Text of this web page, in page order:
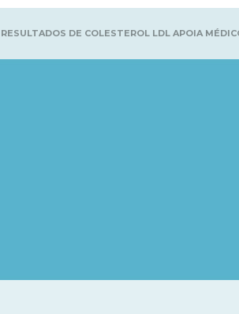
DE COLESTEROL LDL APOIA